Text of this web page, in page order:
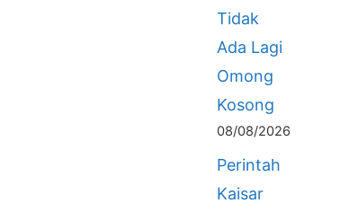
Tidak
Ada Lagi
Omong
Kosong
08/08/2026
Perintah
Kaisar